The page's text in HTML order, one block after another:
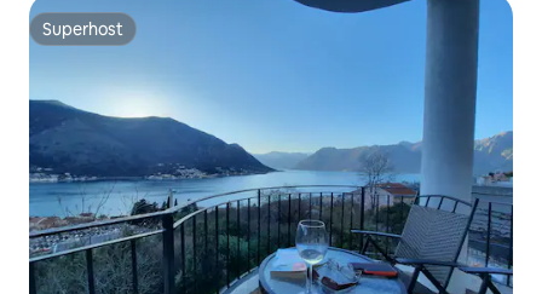
Superhost
Superhost